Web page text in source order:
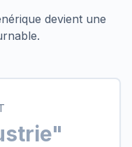
devient une
"